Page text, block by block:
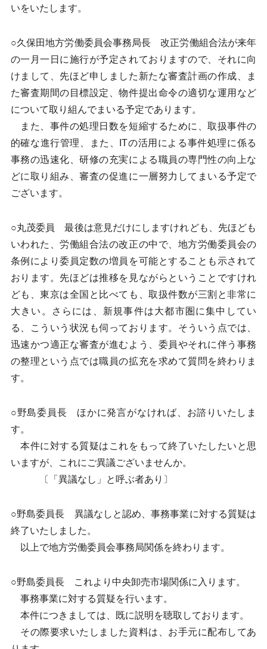
いをいたします。
○久保田地方労働委員会事務局長 改正労働組合法が来年
の一月一日に施行が予定されておりますので、それに向
けまして、先ほど申しました新たな審査計画の作成、ま
た審査期間の目標設定、物件提出命令の適切な運用など
について取り組んでまいる予定であります。
また、事件の処理日数を短縮するために、取扱事件の
的確な進行管理、また、ITの活用による事件処理に係る
事務の迅速化、研修の充実による職員の専門性の向上な
どに取り組み、審査の促進に一層努力してまいる予定で
ございます。
○丸茂委員 最後は意見だけにしますけれども、先ほども
いわれた、労働組合法の改正の中で、地方労働委員会の
条例により委員定数の増員を可能とすることも示されて
おります。先ほどは推移を見ながらということですけれ
ども、東京は全国と比べても、取扱件数が三割と非常に
大きい。さらには、新規事件は大都市圏に集中してい
る、こういう状況も伺っております。そういう点では、
迅速かつ適正な審査が進むよう、委員やそれに伴う事務
の整理という点では職員の拡充を求めて質問を終わりま
す。
○野島委員長 ほかに発言がなければ、お諮りいたしま
す。
本件に対する質疑はこれをもって終了いたしたいと思
いますが、これにご異議ございませんか。
〔「異議なし」と呼ぶ者あり〕
○野島委員長 異議なしと認め、事務事業に対する質疑は
終了いたしました。
以上で地方労働委員会事務局関係を終わります。
○野島委員長 これより中央卸売市場関係に入ります。
事務事業に対する質疑を行います。
本件につきましては、既に説明を聴取しております。
その際要求いたしました資料は、お手元に配布してあ